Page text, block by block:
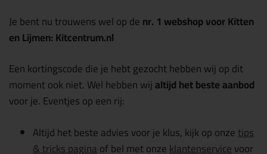
Je bent nu trouwens wel op denr. 1 webshop voor Kitten
en Lijmen: Kitcentrum.nl
Een kortingscode die je hebt gezocht hebben wij op dit
moment ook niet. Wel hebben wijaltijd het beste aanbod
voor je. Eventjes op een rij:
Altijd het beste advies voor je klus, kijk op onzetips
& tricks paginaof bel met onzeklantenservicevoor